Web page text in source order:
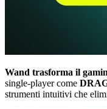
Wand trasforma il
single-player come
strumenti intuitivi che